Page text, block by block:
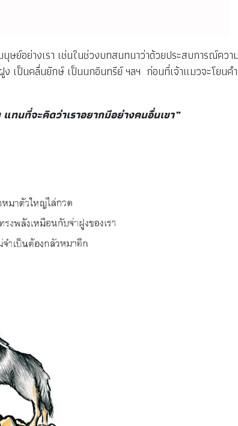
ย์อย่างเรา เช่นในช่วงบทสนทนาว่าด้วยประสบการณ์คว
เป็นคลื่นยักษ์ เป็นนกอินทรีย์ ฯลฯ ก่อนที่เจ้าแมวจะโยนค
นที่จะคิดว่าเราอยากมีอย่างคนอื่นเขา”